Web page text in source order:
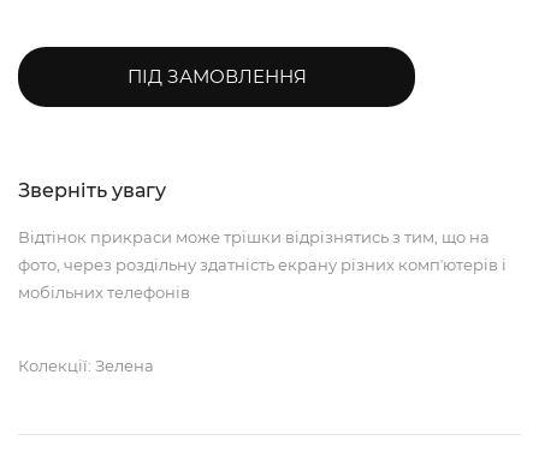
ПІД ЗАМОВЛЕННЯ
Зверніть увагу
Відтінок прикраси може трішки відрізнятись з тим, що на
фото, через роздільну здатність екрану різних компʼютерів і
мобільних телефонів
Колекції: Зелена